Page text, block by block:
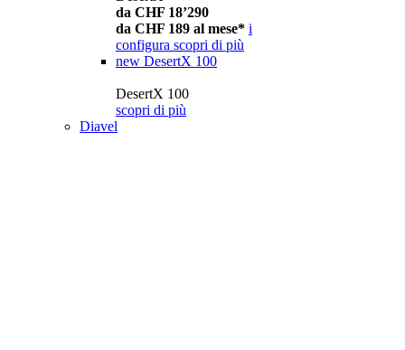
da CHF 18’290
da CHF 189 al mese* i
configura scopri di più
new DesertX 100
DesertX 100
scopri di più
Diavel